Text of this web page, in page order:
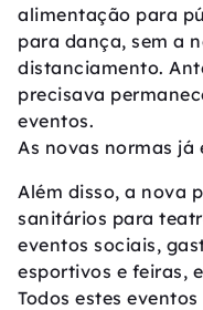
alimentação para
para dança, sem a
distanciamento.
precisava
eventos.
As novas normas já
Além disso, a nova
sanitários para
eventos sociais,
esportivos e feiras,
Todos estes